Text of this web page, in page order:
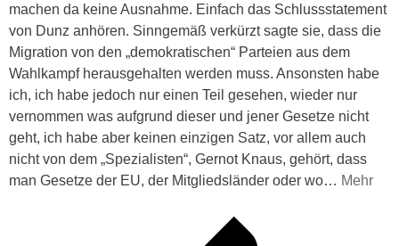
machen da keine Ausnahme. Einfach das Schlussstatement
von Dunz anhören. Sinngemäß verkürzt sagte sie, dass die
Migration von den „demokratischen“ Parteien aus dem
Wahlkampf herausgehalten werden muss. Ansonsten habe
ich, ich habe jedoch nur einen Teil gesehen, wieder nur
vernommen was aufgrund dieser und jener Gesetze nicht
geht, ich habe aber keinen einzigen Satz, vor allem auch
nicht von dem „Spezialisten“, Gernot Knaus, gehört, dass
man Gesetze der EU, der Mitgliedsländer oder wo… Mehr